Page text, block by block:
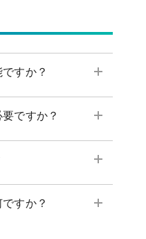
すか？
ですか？
すか？